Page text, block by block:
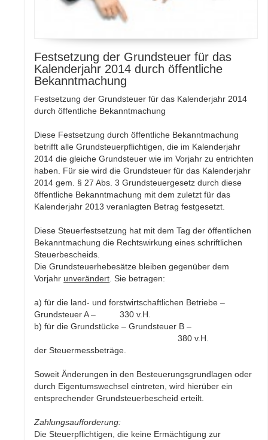
Festsetzung der Grundsteuer für das
Kalenderjahr 2014 durch öffentliche
Bekannt­machung
Festsetzung der Grundsteuer für das Kalenderjahr 2014
durch öffentliche Bekannt­machung
Diese Festsetzung durch öffentliche Bekanntmachung
betrifft alle Grundsteuerpflichtigen, die im Kalenderjahr
2014 die gleiche Grundsteuer wie im Vorjahr zu entrichten
haben. Für sie wird die Grundsteuer für das Kalenderjahr
2014 gem. § 27 Abs. 3 Grundsteuergesetz durch diese
öffentliche Bekanntmachung mit dem zuletzt für das
Kalenderjahr 2013 veranlagten Betrag festgesetzt.
Diese Steuerfestsetzung hat mit dem Tag der öffentlichen
Bekanntmachung die Rechtswirkung eines schriftlichen
Steuerbescheids.
Die Grundsteuerhebesätze bleiben gegenüber dem
Vorjahr unverändert . Sie betragen:
a) für die land- und forstwirtschaftlichen Betriebe –
Grundsteuer A – 330 v.H.
b) für die Grundstücke – Grundsteuer B –
380 v.H.
der Steuermessbeträge.
Soweit Änderungen in den Besteuerungsgrundlagen oder
durch Eigentumswechsel eintreten, wird hierüber ein
entsprechender Grundsteuerbescheid erteilt.
Zahlungsaufforderung:
Die Steuerpflichtigen, die keine Ermächtigung zur